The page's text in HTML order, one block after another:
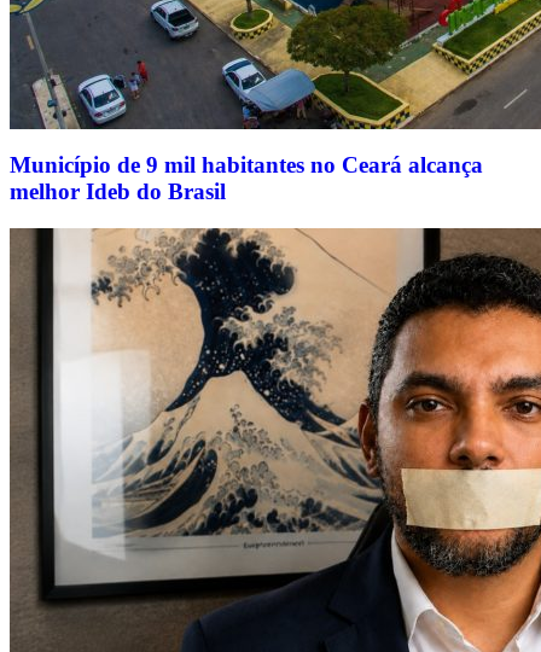
Município de 9 mil habitantes no Ceará alcança
melhor Ideb do Brasil